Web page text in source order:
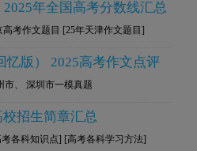
2025年全国高考分数线汇总
高考作文题目 [25年天津作文题目]
版） 2025高考作文点评
、 深圳市一模真题
招生简章汇总
考各科知识点] [高考各科学习方法]